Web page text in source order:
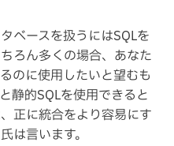
ベースを扱うにはSQLを
ろん多くの場合、あなた
のに使用したいと望むも
静的SQLを使用できると
正に統合をより容易にす
は言います。